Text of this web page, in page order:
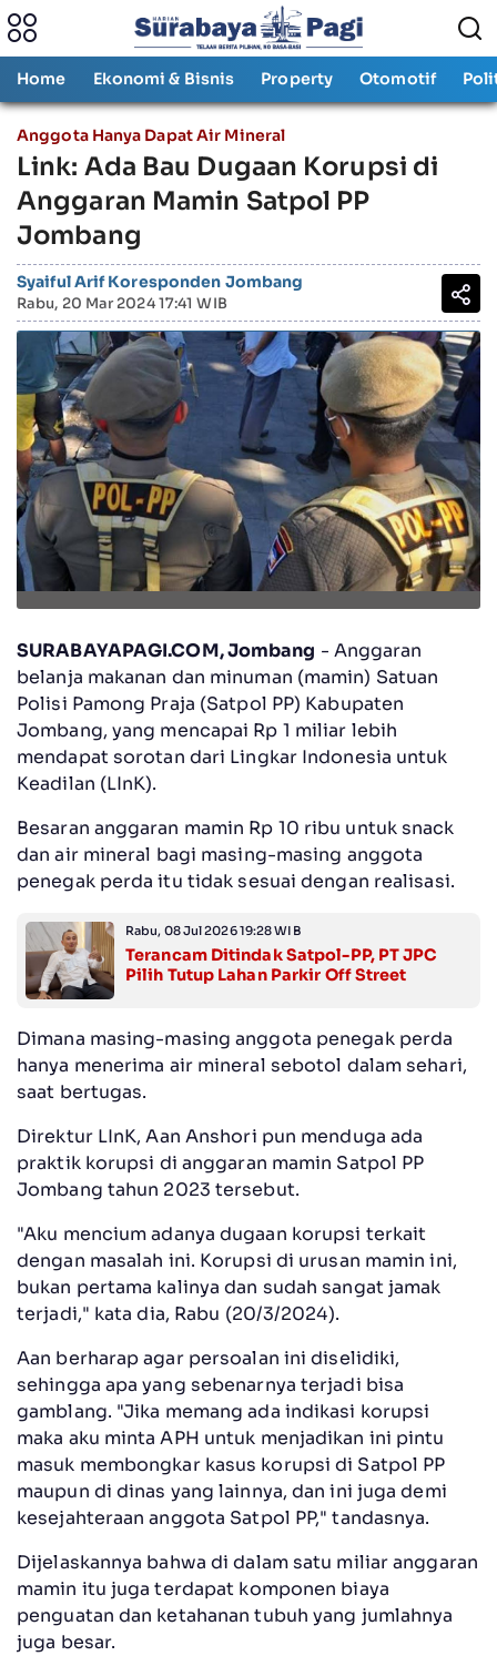
Home Ekonomi & Bisnis Property Otomotif
Anggota Hanya Dapat Air Mineral
Link: Ada Bau Dugaan Korupsi di
Anggaran Mamin Satpol PP
Jombang
Syaiful Arif Koresponden Jombang
Rabu, 20 Mar 2024 17:41 WIB
SURABAYAPAGI.COM, Jombang - Anggaran
belanja makanan dan minuman (mamin) Satuan
Polisi Pamong Praja (Satpol PP) Kabupaten
Jombang, yang mencapai Rp 1 miliar lebih
mendapat sorotan dari Lingkar Indonesia untuk
Keadilan (LInK).
Besaran anggaran mamin Rp 10 ribu untuk snack
dan air mineral bagi masing-masing anggota
penegak perda itu tidak sesuai dengan realisasi.
Rabu, 08 Jul 2026 19:28 WIB
Terancam Ditindak Satpol-PP, PT JPC
Pilih Tutup Lahan Parkir Off Street ‎
Dimana masing-masing anggota penegak perda
hanya menerima air mineral sebotol dalam sehari,
saat bertugas.
Direktur LInK, Aan Anshori pun menduga ada
praktik korupsi di anggaran mamin Satpol PP
Jombang tahun 2023 tersebut.
"Aku mencium adanya dugaan korupsi terkait
dengan masalah ini. Korupsi di urusan mamin ini,
bukan pertama kalinya dan sudah sangat jamak
terjadi," kata dia, Rabu (20/3/2024).
Aan berharap agar persoalan ini diselidiki,
sehingga apa yang sebenarnya terjadi bisa
gamblang. "Jika memang ada indikasi korupsi
maka aku minta APH untuk menjadikan ini pintu
masuk membongkar kasus korupsi di Satpol PP
maupun di dinas yang lainnya, dan ini juga demi
kesejahteraan anggota Satpol PP," tandasnya.
Dijelaskannya bahwa di dalam satu miliar anggaran
mamin itu juga terdapat komponen biaya
penguatan dan ketahanan tubuh yang jumlahnya
juga besar.